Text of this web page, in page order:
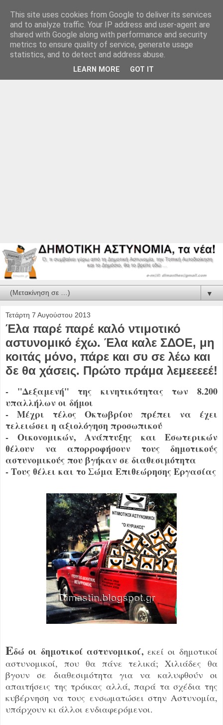
▼
Τετάρτη 7 Αυγούστου 2013
Έλα παρέ παρέ καλό ντιμοτικό
αστυνομικό έχω. Έλα καλε ΣΔΟΕ, μη
κοιτάς μόνο, πάρε και συ σε λέω και
δε θα χάσεις. Πρώτο πράμα λεμεεεεέ!
- "Δεξαμενή" της κινητικότητας των 8.200
υπαλλήλων οι δήμοι
- Μέχρι τέλος Οκτωβρίου πρέπει να έχει
τελειώσει η αξιολόγηση προσωπικού
- Οικονομικών, Ανάπτυξης και Εσωτερικών
θέλουν να απορροφήσουν τους δημοτικούς
αστυνομικούς που βγήκαν σε διαθεσιμότητα
- Τους θέλει και το Σώμα Επιθεώρησης Εργασίας
Εδώ οι δημοτικοί αστυνομικοί, εκεί οι δημοτικοί
αστυνομικοί, που θα πάνε τελικά; Χιλιάδες θα
βγουν σε διαθεσιμότητα για να καλυφθούν οι
απαιτήσεις της τρόικας αλλά, παρά τα σχέδια της
κυβέρνηση να τους ενσωματώσει στην Αστυνομία,
υπάρχουν κι άλλοι ενδιαφερόμενοι.
This site uses cookies from Google to deliver its services
and to analyze traffic. Your IP address and user-agent are
shared with Google along with performance and security
metrics to ensure quality of service, generate usage
statistics, and to detect and address abuse.
LEARN MORE GOT IT